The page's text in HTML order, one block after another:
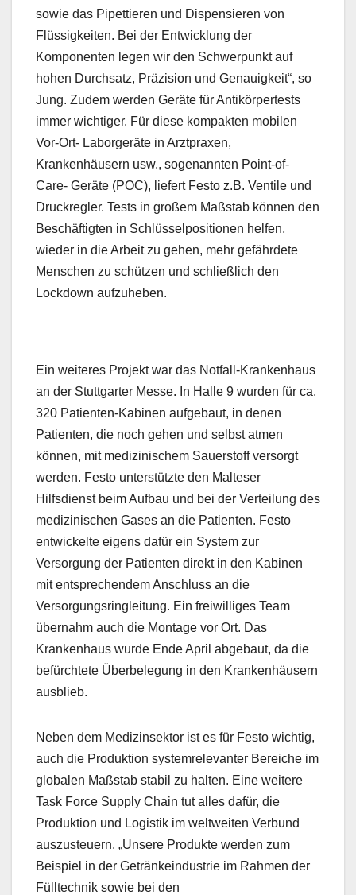
sowie das Pipettieren und Dispensieren von
Flüssigkeiten. Bei der Entwicklung der
Komponenten legen wir den Schwerpunkt auf
hohen Durchsatz, Präzision und Genauigkeit“, so
Jung. Zudem werden Geräte für Antikörpertests
immer wichtiger. Für diese kompakten mobilen
Vor-Ort- Laborgeräte in Arztpraxen,
Krankenhäusern usw., sogenannten Point-of-
Care- Geräte (POC), liefert Festo z.B. Ventile und
Druckregler. Tests in großem Maßstab können den
Beschäftigten in Schlüsselpositionen helfen,
wieder in die Arbeit zu gehen, mehr gefährdete
Menschen zu schützen und schließlich den
Lockdown aufzuheben.
Ein weiteres Projekt war das Notfall-Krankenhaus
an der Stuttgarter Messe. In Halle 9 wurden für ca.
320 Patienten-Kabinen aufgebaut, in denen
Patienten, die noch gehen und selbst atmen
können, mit medizinischem Sauerstoff versorgt
werden. Festo unterstützte den Malteser
Hilfsdienst beim Aufbau und bei der Verteilung des
medizinischen Gases an die Patienten. Festo
entwickelte eigens dafür ein System zur
Versorgung der Patienten direkt in den Kabinen
mit entsprechendem Anschluss an die
Versorgungsringleitung. Ein freiwilliges Team
übernahm auch die Montage vor Ort. Das
Krankenhaus wurde Ende April abgebaut, da die
befürchtete Überbelegung in den Krankenhäusern
ausblieb.
Neben dem Medizinsektor ist es für Festo wichtig,
auch die Produktion systemrelevanter Bereiche im
globalen Maßstab stabil zu halten. Eine weitere
Task Force Supply Chain tut alles dafür, die
Produktion und Logistik im weltweiten Verbund
auszusteuern. „Unsere Produkte werden zum
Beispiel in der Getränkeindustrie im Rahmen der
Fülltechnik sowie bei den